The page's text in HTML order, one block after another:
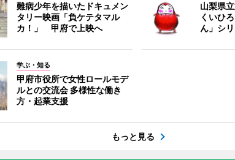
難病少年を描いたドキュメン
タリー映画「負ケテタマル
カ！」 甲府で上映へ
山梨県
くいひ
ん」シ
学ぶ・知る
甲府市役所で女性ロールモデ
ルとの交流会 多様性な働き
方・起業支援
もっと見る